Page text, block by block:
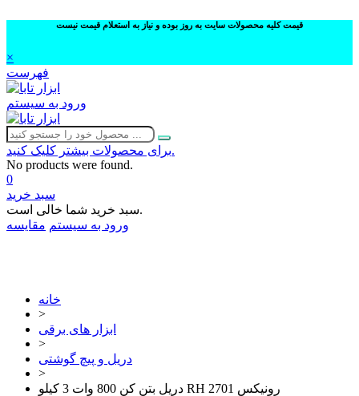
قیمت کلیه محصولات سایت به روز بوده و نیاز به استعلام قیمت نیست
×
فهرست
ورود به سیستم
برای محصولات بیشتر کلیک کنید.
No products were found.
0
سبد خرید
سبد خرید شما خالی است.
ورود به سیستم مقایسه
خانه
>
ابزار های برقی
>
دریل و پیچ گوشتی
>
دریل بتن کن 800 وات 3 کیلو RH 2701 رونیکس